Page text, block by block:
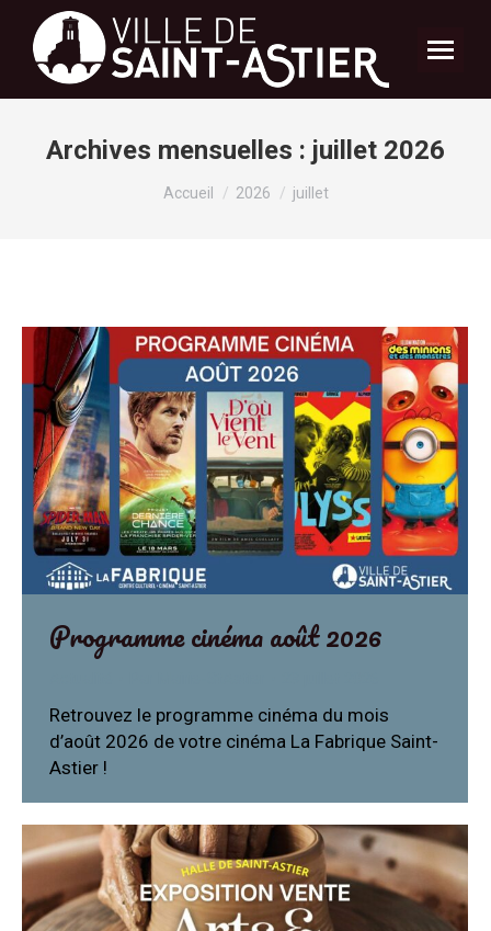
Archives mensuelles : juillet 2026
Vous êtes ici :
Accueil 2026 juillet
Programme cinéma août 2026
Retrouvez le programme cinéma du mois
d’août 2026 de votre cinéma La Fabrique Saint-
Astier !